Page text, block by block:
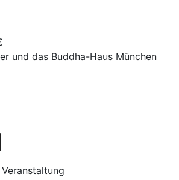
und das Buddha-Haus München